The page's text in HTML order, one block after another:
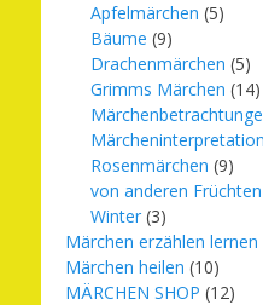
Apfelmärchen (5)
Bäume (9)
Drachenmärchen (5)
Grimms Märchen (14)
Rosenmärchen (9)
von anderen Früchten
Winter (3)
Märchen erzählen lernen
Märchen heilen (10)
MÄRCHEN SHOP (12)